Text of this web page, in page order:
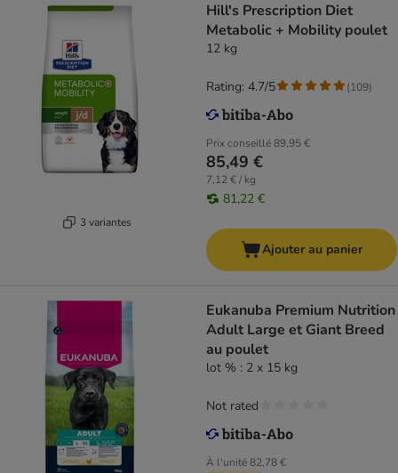
3 variantes
Hill's Prescription Diet
Metabolic + Mobility poulet
12 kg
Prix conseillé89,95 €
85,49 €
7,12 € / kg
81,22 €
Rating: 4.7/5 (109)
Ajouter au panier
Eukanuba Premium Nutrition
Adult Large et Giant Breed
au poulet
lot % : 2 x 15 kg
À l'unité82,78 €
Not rated